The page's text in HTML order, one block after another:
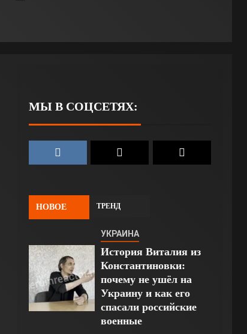
МЫ В СОЦСЕТЯХ:
НОВОЕ ТРЕНД
УКРАИНА
История Виталия из
Константиновки:
почему не ушёл на
Украину и как его
спасали российские
военные